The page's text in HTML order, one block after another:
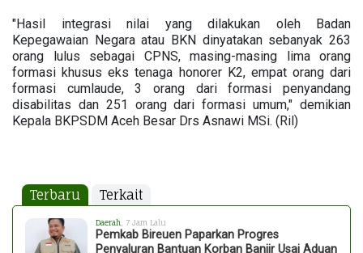
"Hasil integrasi nilai yang dilakukan oleh Badan
Kepegawaian Negara atau BKN dinyatakan sebanyak 263
orang lulus sebagai CPNS, masing-masing lima orang
formasi khusus eks tenaga honorer K2, empat orang dari
formasi cumlaude, 3 orang dari formasi penyandang
disabilitas dan 251 orang dari formasi umum," demikian
Kepala BKPSDM Aceh Besar Drs Asnawi MSi. (Ril)
Terbaru Terkait
Daerah , 7 Jam Lalu
Pemkab Bireuen Paparkan Progres
Penyaluran Bantuan Korban Banjir Usai Aduan